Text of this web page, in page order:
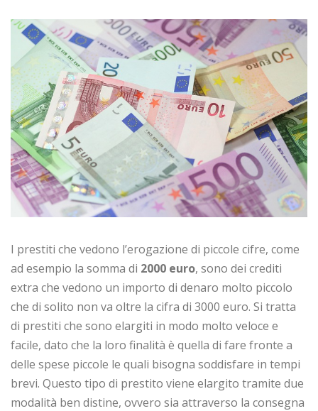
I prestiti che vedono l’erogazione di piccole cifre, come
ad esempio la somma di 2000 euro, sono dei crediti
extra che vedono un importo di denaro molto piccolo
che di solito non va oltre la cifra di 3000 euro. Si tratta
di prestiti che sono elargiti in modo molto veloce e
facile, dato che la loro finalità è quella di fare fronte a
delle spese piccole le quali bisogna soddisfare in tempi
brevi. Questo tipo di prestito viene elargito tramite due
modalità ben distine, ovvero sia attraverso la consegna